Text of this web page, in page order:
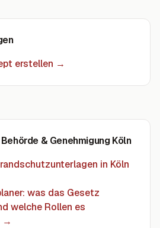
erstellen →
Behörde & Genehmigung Köln
in Köln
was das Gesetz
welche Rollen es
→